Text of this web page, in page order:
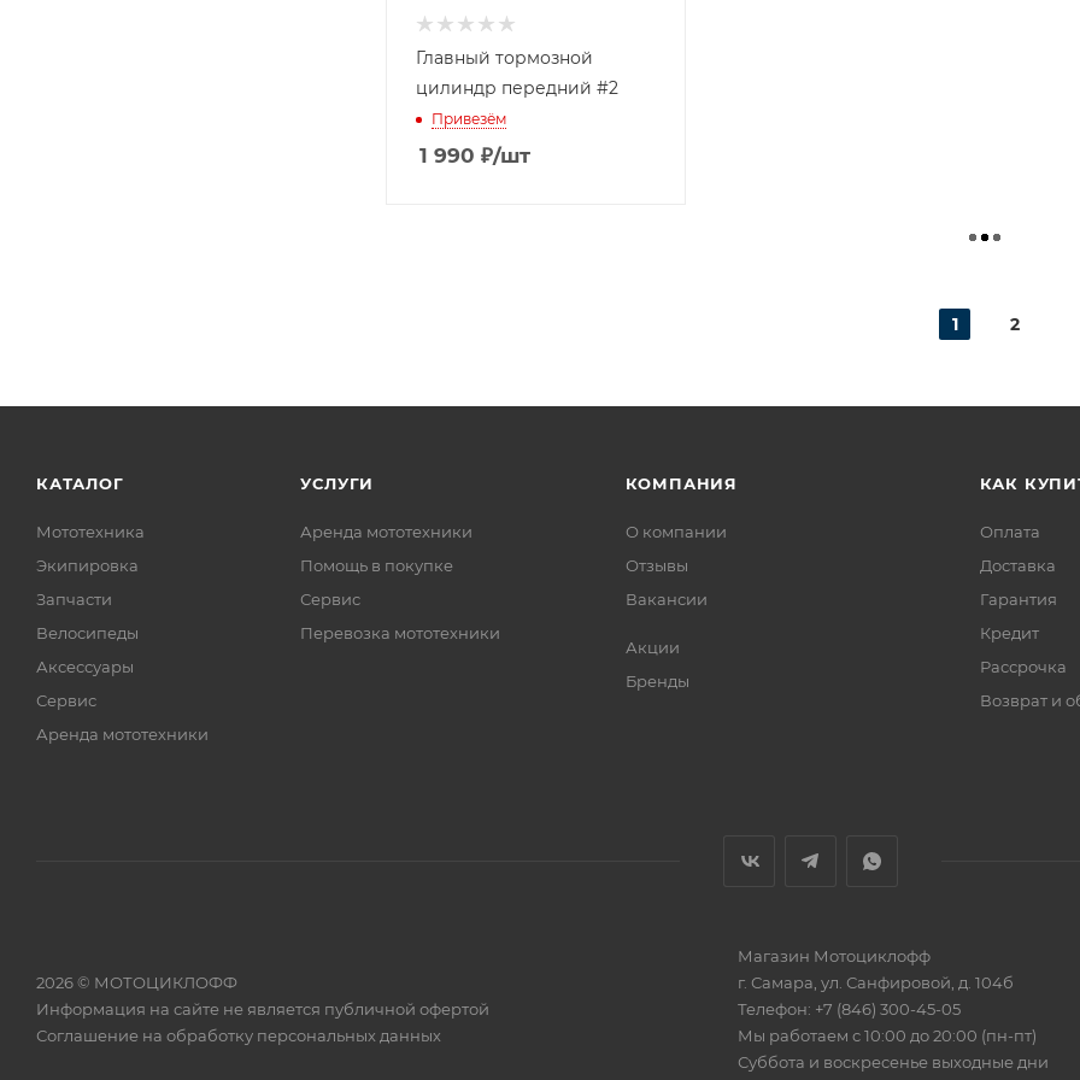
Главный тормозной
цилиндр передний #2
Привезём
1 990 ₽/шт
1 2
КАТАЛОГ
Мототехника
Экипировка
Запчасти
Велосипеды
Аксессуары
Сервис
Аренда мототехники
УСЛУГИ
Аренда мототехники
Помощь в покупке
Сервис
Перевозка мототехники
КОМПАНИЯ
О компании
Отзывы
Вакансии
Акции
Бренды
КАК
Оплата
Доставка
Гарантия
Кредит
Рассрочка
Возврат и
2026 © МОТОЦИКЛОФФ
Информация на сайте не является публичной офертой
Соглашение на обработку персональных данных
Магазин Мотоциклофф
г. Самара ул. Санфировой, д. 104б
Телефон: +7 (846) 300-45-05
Мы работаем с 10:00 до 20:00 (пн-пт)
Суббота и воскресенье выходные дни